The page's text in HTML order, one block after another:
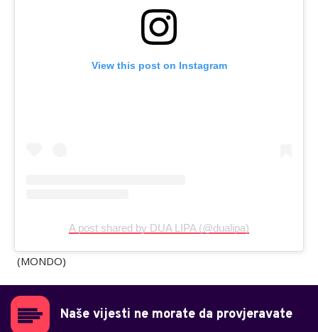
View this post on Instagram
A post shared by DUA LIPA (@dualipa)
(MONDO)
Naše vijesti ne morate da provjeravate